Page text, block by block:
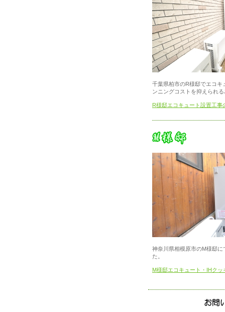
千葉県柏市のR様邸でエコキ
ンニングコストを抑えられ
R様邸エコキュート設置工事
神奈川県相模原市のM様邸
た。
M様邸エコキュート・IHク